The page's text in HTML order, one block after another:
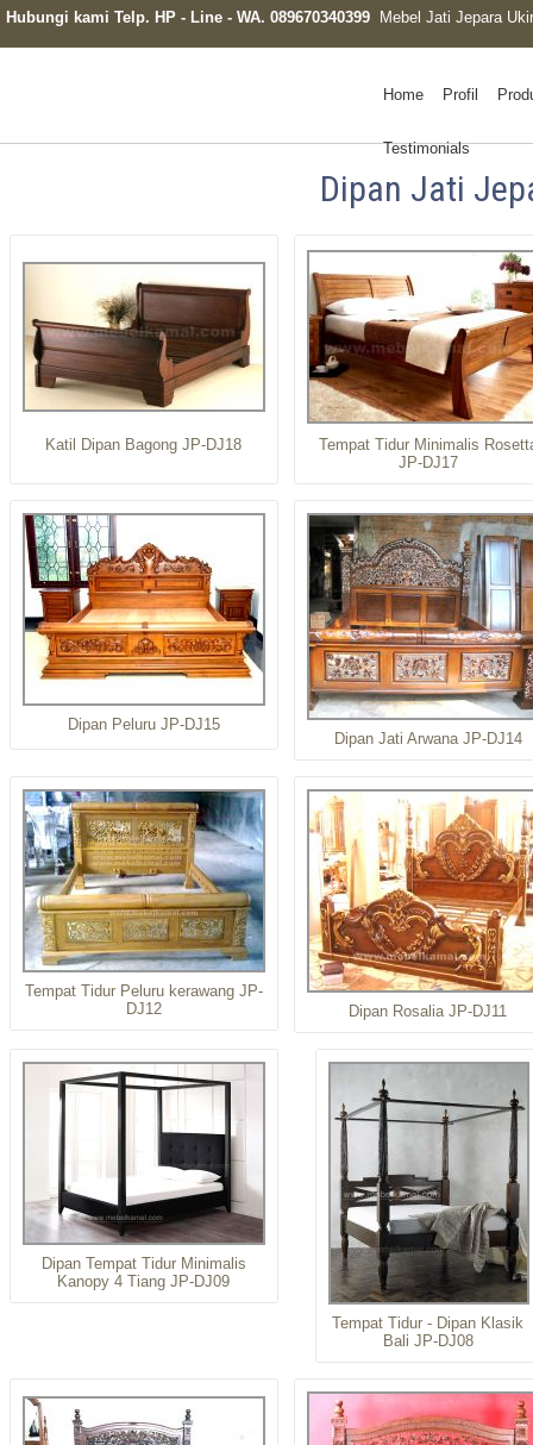
Hubungi kami Telp. HP - Line - WA. 089670340399 Mebel Jati Jepara
Home Profil
Testimonials
Dipan Jati
Katil Dipan Bagong JP-DJ18
Tempat Tidur Minimalis
JP-DJ17
Dipan Peluru JP-DJ15
Dipan Jati Arwana JP-DJ14
Tempat Tidur Peluru kerawang JP-
DJ12
Dipan Rosalia JP-DJ11
Dipan Tempat Tidur Minimalis
Kanopy 4 Tiang JP-DJ09
Tempat Tidur - Dipan Klasik
Bali JP-DJ08